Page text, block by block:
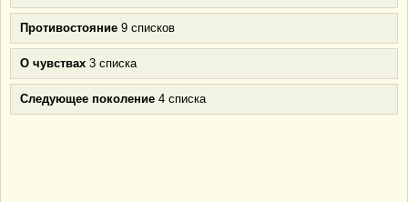
Противостояние 9 списков
О чувствах 3 списка
Следующее поколение 4 списка